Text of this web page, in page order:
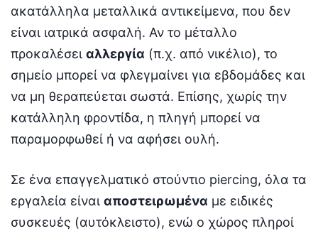
ακατάλληλα μεταλλικά αντικείμενα, που δεν
είναι ιατρικά ασφαλή. Αν το μέταλλο
προκαλέσει αλλεργία (π.χ. από νικέλιο), το
σημείο μπορεί να φλεγμαίνει για εβδομάδες και
να μη θεραπεύεται σωστά. Επίσης, χωρίς την
κατάλληλη φροντίδα, η πληγή μπορεί να
παραμορφωθεί ή να αφήσει ουλή.
Σε ένα επαγγελματικό στούντιο piercing, όλα τα
εργαλεία είναι αποστειρωμένα με ειδικές
συσκευές (αυτόκλειστο), ενώ ο χώρος πληροί